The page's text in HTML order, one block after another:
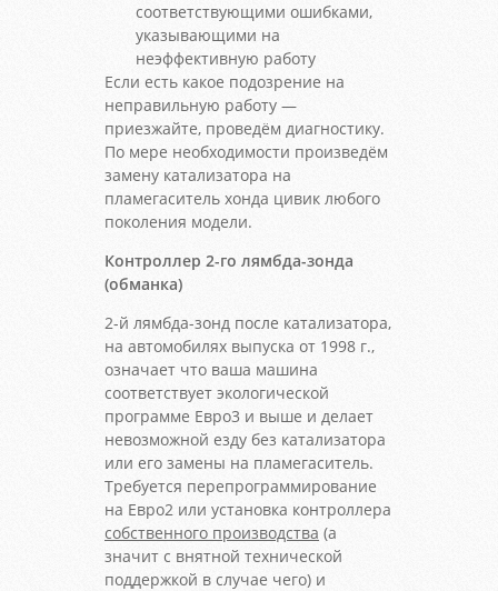
соответствующими ошибками,
указывающими на
неэффективную работу
Если есть какое подозрение на
неправильную работу —
приезжайте, проведём диагностику.
По мере необходимости произведём
замену катализатора на
пламегаситель хонда цивик любого
поколения модели.
Контроллер 2-го лямбда-зонда
(обманка)
2-й лямбда-зонд после катализатора,
на автомобилях выпуска от 1998 г.,
означает что ваша машина
соответствует экологической
программе Евро3 и выше и делает
невозможной езду без катализатора
или его замены на пламегаситель.
Требуется перепрограммирование
на Евро2 или установка контроллера
собственного производства (а
значит с внятной технической
поддержкой в случае чего) и